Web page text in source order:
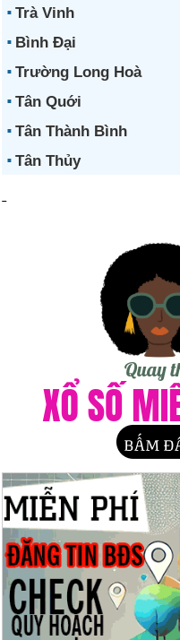
Trà Vinh
Bình Đại
Trường Long Hoà
Tân Quới
Tân Thành Bình
Tân Thủy